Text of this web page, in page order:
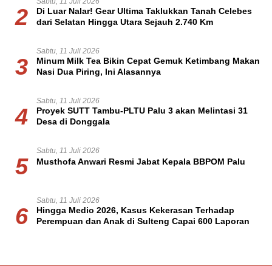
2
Di Luar Nalar! Gear Ultima Taklukkan Tanah Celebes
dari Selatan Hingga Utara Sejauh 2.740 Km
3
Sabtu, 11 Juli 2026
Minum Milk Tea Bikin Cepat Gemuk Ketimbang Makan
Nasi Dua Piring, Ini Alasannya
4
Sabtu, 11 Juli 2026
Proyek SUTT Tambu-PLTU Palu 3 akan Melintasi 31
Desa di Donggala
5
Sabtu, 11 Juli 2026
Musthofa Anwari Resmi Jabat Kepala BBPOM Palu
6
Sabtu, 11 Juli 2026
Hingga Medio 2026, Kasus Kekerasan Terhadap
Perempuan dan Anak di Sulteng Capai 600 Laporan